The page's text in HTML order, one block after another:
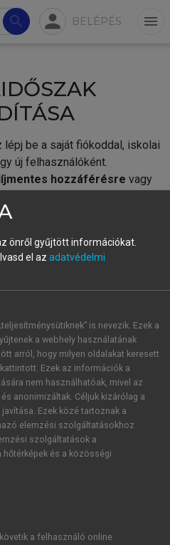
search person BELÉPÉS menu
be a saját fiókoddal, iskolai
új felhasználóként.
hozzáférésre vagy
létre új fiókot.
automatikusan
önről gyűjtött információkat.
el az adatvédelmi
is nevezik. Ezek a
a webhely használatának
arról, hogy milyen oldalakat keresett
Ezek az információk a
nem használhatóak, mivel az
anonimizáltak. Céljuk kizárólag a
Ezek közé tartoznak a
elemzési szolgáltatásokhoz
szolgáltatások a
hőtérképek és a közösségi
a felhasználó online